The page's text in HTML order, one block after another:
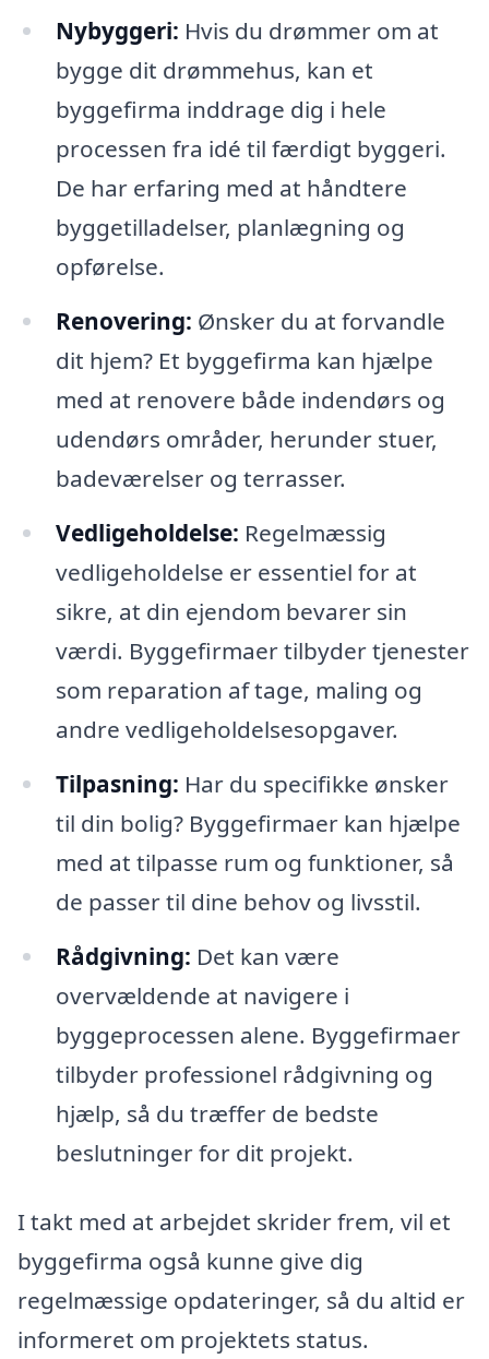
Nybyggeri: Hvis du drømmer om at
bygge dit drømmehus, kan et
byggefirma inddrage dig i hele
processen fra idé til færdigt byggeri.
De har erfaring med at håndtere
byggetilladelser, planlægning og
opførelse.
Renovering: Ønsker du at forvandle
dit hjem? Et byggefirma kan hjælpe
med at renovere både indendørs og
udendørs områder, herunder stuer,
badeværelser og terrasser.
Vedligeholdelse: Regelmæssig
vedligeholdelse er essentiel for at
sikre, at din ejendom bevarer sin
værdi. Byggefirmaer tilbyder tjenester
som reparation af tage, maling og
andre vedligeholdelsesopgaver.
Tilpasning: Har du specifikke ønsker
til din bolig? Byggefirmaer kan hjælpe
med at tilpasse rum og funktioner, så
de passer til dine behov og livsstil.
Rådgivning: Det kan være
overvældende at navigere i
byggeprocessen alene. Byggefirmaer
tilbyder professionel rådgivning og
hjælp, så du træffer de bedste
beslutninger for dit projekt.
I takt med at arbejdet skrider frem, vil et
byggefirma også kunne give dig
regelmæssige opdateringer, så du altid er
informeret om projektets status.